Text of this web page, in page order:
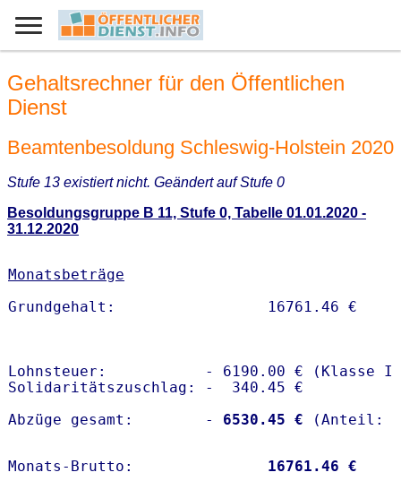
Gehaltsrechner für den Öffentlichen
Dienst
Beamtenbesoldung Schleswig-Holstein 2020
Stufe 13 existiert nicht. Geändert auf Stufe 0
Besoldungsgruppe B 11, Stufe 0, Tabelle 01.01.2020 -
31.12.2020
Monatsbeträge
Lohnsteuer:           - 6190.00 € (Klasse I)
Solidaritätszuschlag: -  340.45 €
Abzüge gesamt:        -
6530.45 €
Monats-Brutto: 16761.46 €